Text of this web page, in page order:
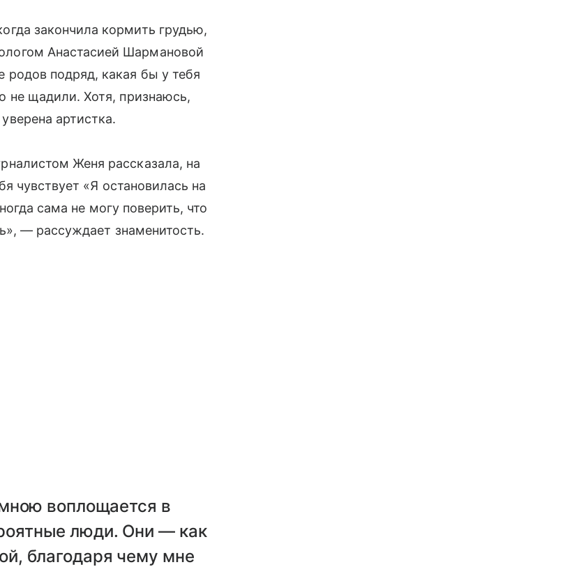
закончила кормить грудью,
Анастасией Шармановой
подряд, какая бы у тебя
не щадили. Хотя, признаюсь,
артистка.
Женя рассказала, на
чувствует «Я остановилась на
сама не могу поверить, что
— рассуждает знаменитость.
воплощается в
люди. Они — как
благодаря чему мне